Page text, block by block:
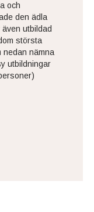
och
den ädla
utbildad
största
nedan nämna
utbildningar